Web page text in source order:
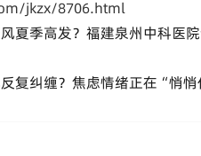
jkzx/8706.html
风夏季高发？福建泉州中科
反复纠缠？焦虑情绪正在“悄